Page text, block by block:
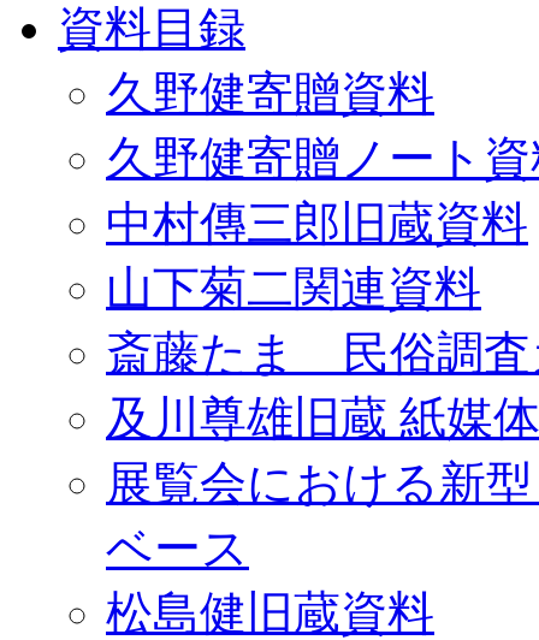
資料目録
久野健寄贈資料
久野健寄贈ノート
中村傳三郎旧蔵資料
山下菊二関連資料
斎藤たま 民俗調査
及川尊雄旧蔵 紙媒
展覧会における新
ベース
松島健旧蔵資料